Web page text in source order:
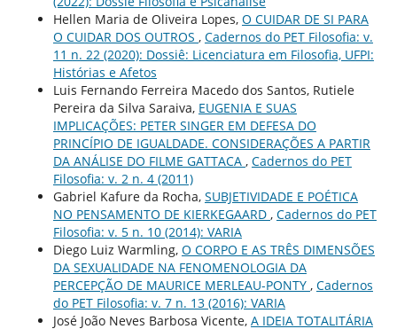
Hellen Maria de Oliveira Lopes, O CUIDAR DE SI PARA
O CUIDAR DOS OUTROS , Cadernos do PET Filosofia: v.
11 n. 22 (2020): Dossiê: Licenciatura em Filosofia, UFPI:
Histórias e Afetos
Luis Fernando Ferreira Macedo dos Santos, Rutiele
Pereira da Silva Saraiva, EUGENIA E SUAS
IMPLICAÇÕES: PETER SINGER EM DEFESA DO
PRINCÍPIO DE IGUALDADE. CONSIDERAÇÕES A PARTIR
DA ANÁLISE DO FILME GATTACA , Cadernos do PET
Filosofia: v. 2 n. 4 (2011)
Gabriel Kafure da Rocha, SUBJETIVIDADE E POÉTICA
NO PENSAMENTO DE KIERKEGAARD , Cadernos do PET
Filosofia: v. 5 n. 10 (2014): VARIA
Diego Luiz Warmling, O CORPO E AS TRÊS DIMENSÕES
DA SEXUALIDADE NA FENOMENOLOGIA DA
PERCEPÇÃO DE MAURICE MERLEAU-PONTY , Cadernos
do PET Filosofia: v. 7 n. 13 (2016): VARIA
José João Neves Barbosa Vicente, A IDEIA TOTALITÁRIA